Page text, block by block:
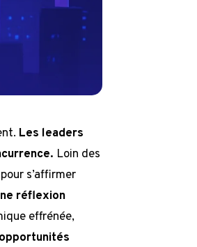
Les leaders
Loin des
s’affirmer
réflexion
effrénée,